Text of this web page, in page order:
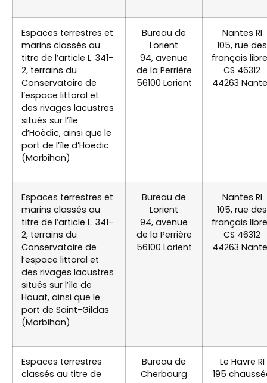
Espaces terrestres et
marins classés au
titre de l’article L. 341-
2, terrains du
Conservatoire de
l’espace littoral et
des rivages lacustres
situés sur l’île
d’Hoëdic, ainsi que le
port de l’île d’Hoëdic
(Morbihan)
Bureau de
Lorient
94, avenue
de la Perrière
56100 Lorient
Nantes RI
105, rue des
français
CS 46312
44263
Espaces terrestres et
marins classés au
titre de l’article L. 341-
2, terrains du
Conservatoire de
l’espace littoral et
des rivages lacustres
situés sur l’île de
Houat, ainsi que le
port de Saint-Gildas
(Morbihan)
Bureau de
Lorient
94, avenue
de la Perrière
56100 Lorient
Nantes RI
105, rue des
français
CS 46312
44263
Espaces terrestres
classés au titre de
Bureau de
Cherbourg
Le Havre RI
195